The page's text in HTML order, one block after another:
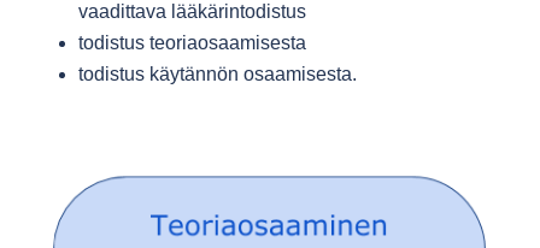
vaadittava lääkärintodistus
todistus teoriaosaamisesta
todistus käytännön osaamisesta.